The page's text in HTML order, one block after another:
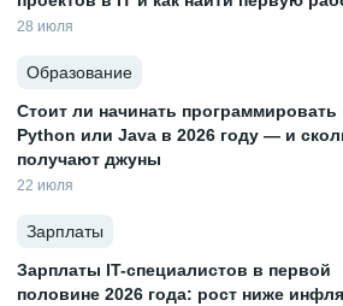
28 июля
Образование
Стоит ли начинать программировать
Python или Java в 2026 году — и
получают джуны
22 июля
Зарплаты
Зарплаты IT-специалистов в первой
половине 2026 года: рост ниже